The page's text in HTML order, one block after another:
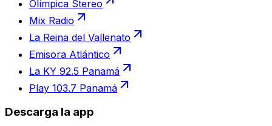
Olímpica Stereo
Mix Radio
La Reina del Vallenato
Emisora Atlántico
La KY 92.5 Panamá
Play 103.7 Panamá
Descarga la app